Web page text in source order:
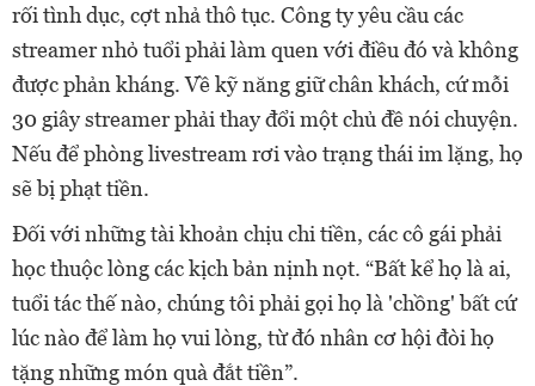
rối tình dục, cợt nhả thô tục. Công ty yêu cầu các
streamer nhỏ tuổi phải làm quen với điều đó và không
được phản kháng. Về kỹ năng giữ chân khách, cứ mỗi
30 giây streamer phải thay đổi một chủ đề nói chuyện.
Nếu để phòng livestream rơi vào trạng thái im lặng, họ
sẽ bị phạt tiền.
Đối với những tài khoản chịu chi tiền, các cô gái phải
học thuộc lòng các kịch bản nịnh nọt. “Bất kể họ là ai,
tuổi tác thế nào, chúng tôi phải gọi họ là 'chồng' bất cứ
lúc nào để làm họ vui lòng, từ đó nhân cơ hội đòi họ
tặng những món quà đắt tiền”.